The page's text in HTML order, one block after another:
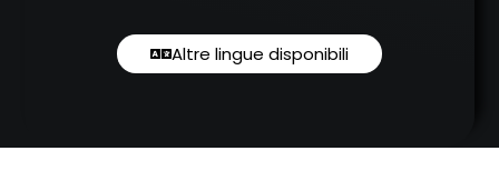
Altre lingue disponibili